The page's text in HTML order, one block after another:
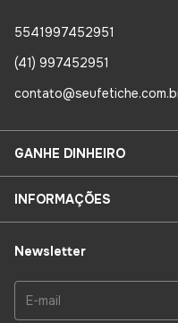
5541997452951
(41) 997452951
GANHE DINHEIRO
INFORMAÇÕES
Newsletter